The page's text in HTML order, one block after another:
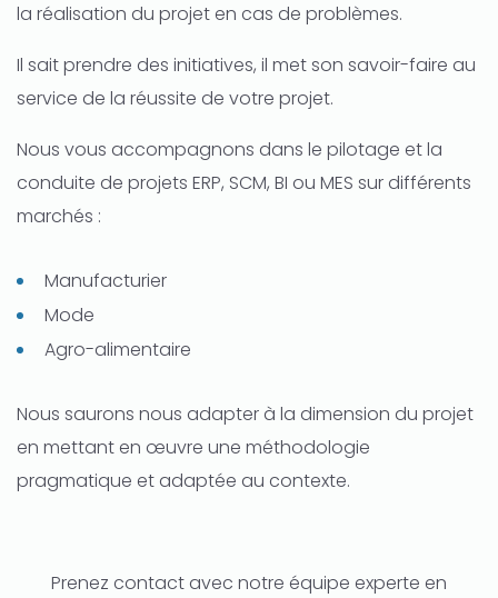
la réalisation du projet en cas de problèmes.
Il sait prendre des initiatives, il met son savoir-faire au
service de la réussite de votre projet.
Nous vous accompagnons dans le pilotage et la
conduite de projets ERP, SCM, BI ou MES sur différents
marchés :
Manufacturier
Mode
Agro-alimentaire
Nous saurons nous adapter à la dimension du projet
en mettant en œuvre une méthodologie
pragmatique et adaptée au contexte.
Prenez contact avec notre équipe experte en